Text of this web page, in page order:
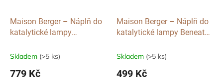
Maison Berger – Náplň do
katalytické lampy
Skladem (>5 ks)
779 Kč
Maison Berger – Náplň do
katalytické lampy Beneath
Skladem (>5 ks)
499 Kč